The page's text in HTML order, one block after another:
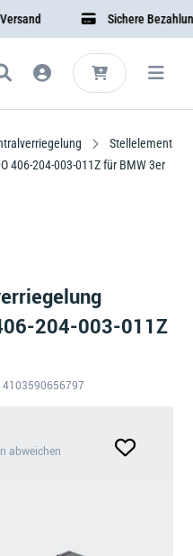
Sichere Bezahlung
Stellelement
406-204-003-011Z für BMW 3er
204-003-011Z
4103590656797
abweichen